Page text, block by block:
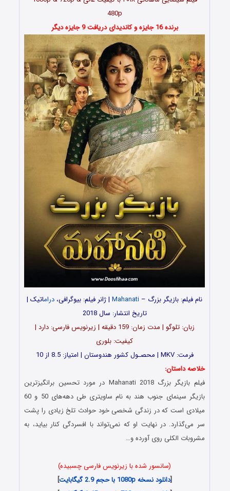
480p
برنده 16 جایزه و کاندیدای دریافت 9 جایزه دیگر
نام فیلم: بازیگر بزرگ – Mahanati | ژانر فیلم: بیوگرافی، دراماتیک |
تاریخ انتشار: سال 2018
زبان: تلوگو | مدت زمان: 159 دقیقه | زیرنویس فارسی: دارد |
کیفیت: بلوری
فرمت: MKV | محصـول کشور هندوستان | امتیاز: 8.5 از 10
خلاصه داستان:
فیلم بازیگر بزرگ Mahanati 2018 در مورد تحسین برانگیزترین
بازیگر سینمای جنوب هند به نام ساویتری طی دهه‌های 50 و 60
میلادی است که در زندگی شخصی خود حوادث تلخ زیادی را پشت
سر می‌گذارد. در نهایت او که نمی‌تواند با افسردگی کنار بیاید، به
مشروبات الکلی روی آورده و…
(سانسور شده با زیرنویس فارسی چسبیده)
[دانلود نسخه 1080p با حجم 2.9 گیگابایت
]